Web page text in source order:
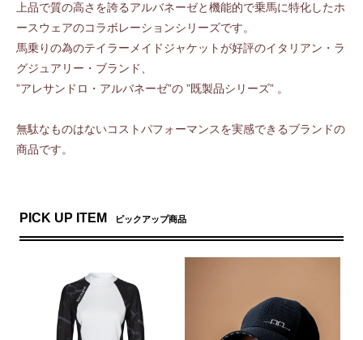
上品で質の高さを誇るアルバネーゼと機能的で乗馬に特化したホ
ースウェアのコラボレーションシリーズです。
馬乗りの為のテイラーメイドジャケットが好評のイタリアン・ラ
グジュアリー・ブランド、
”アレサンドロ・アルバネーゼ”の ”既製品シリーズ” 。
無駄なものはないコストパフォーマンスを実感できるブランドの
商品です。
PICK UP ITEM ピックアップ商品